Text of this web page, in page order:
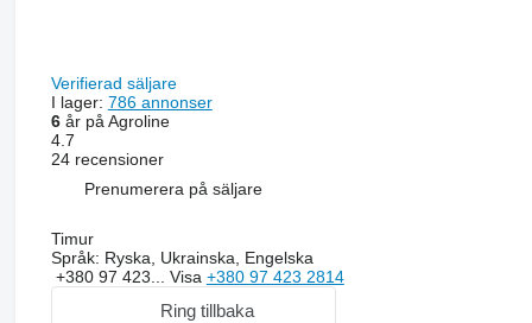
Verifierad säljare
I lager: 786 annonser
6år på Agroline
4.7
24 recensioner
Prenumerera på säljare
Timur
Språk: Ryska, Ukrainska, Engelska
+380 97 423... Visa +380 97 423 2814
Ring tillbaka